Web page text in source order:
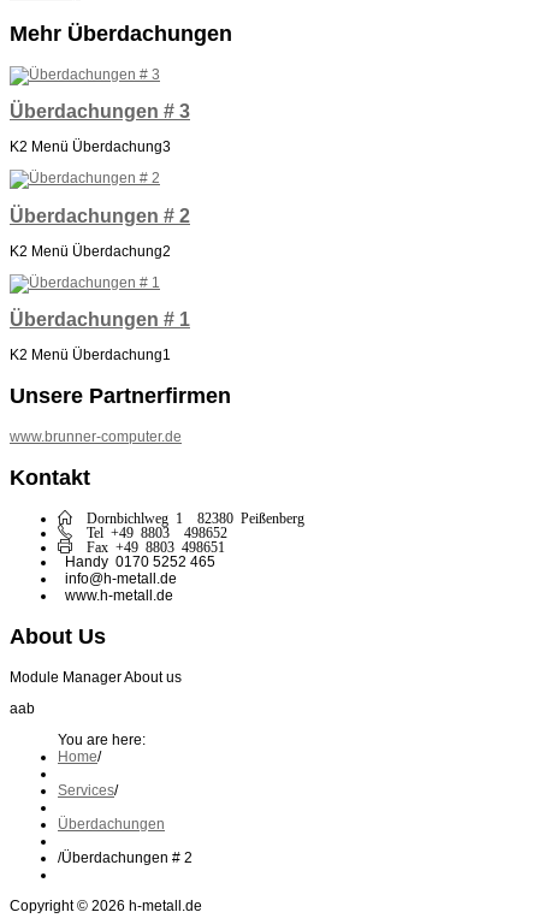
Mehr Überdachungen
Überdachungen # 3
K2 Menü Überdachung3
Überdachungen # 2
K2 Menü Überdachung2
Überdachungen # 1
K2 Menü Überdachung1
Unsere Partnerfirmen
www.brunner-computer.de
Kontakt
Dornbichlweg 1 82380 Peißenberg
Tel +49 8803 498652
Fax +49 8803 498651
Handy 0170 5252 465
info@h-metall.de
www.h-metall.de
About Us
Module Manager About us
aab
You are here:
Home/
Services/
Überdachungen
/Überdachungen # 2
Copyright © 2026 h-metall.de